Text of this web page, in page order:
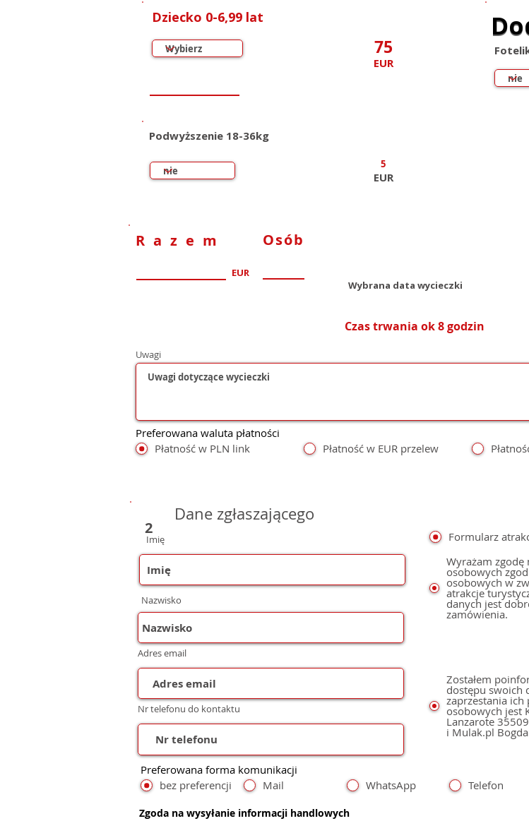
Dziecko 0-6,99 lat
75
EUR
Podwyższenie 18-36kg
EUR
5
Razem
EUR
Osób
Wybrana data wycieczki
Czas trwania ok 8 godzin
Uwagi
Preferowana waluta płatności
Płatność w PLN link
Płatność w EUR przelew
2
Dane zgłaszającego
Imię
Nazwisko
Formularz
Wyrażam
osobowych
osobowych w
atrakcje
danych jest
zamówienia.
Adres email
Nr telefonu do kontaktu
Zostałem
dostępu swoich
zaprzestania
osobowych jest
Lanzarote 35509 Playa Honda Calle Mastil 49 NIE: Y6078531V
i Mulak.pl
Preferowana forma komunikacji
bez preferencji
Mail WhatsApp Telefon
Zgoda na wysyłanie informacji handlowych